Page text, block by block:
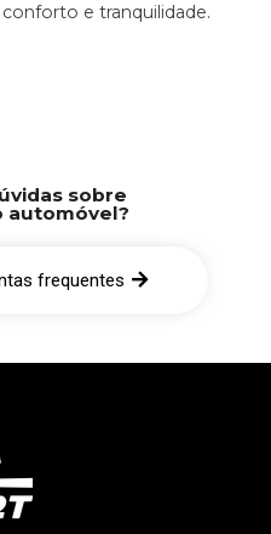
e tranquilidade.
sobre
automóvel?
frequentes